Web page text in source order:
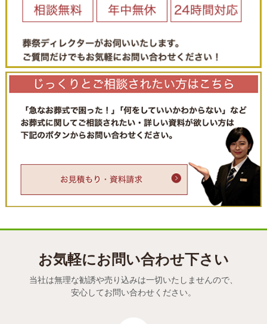
お気軽にお問い合わせ下さい
当社は無理な勧誘や売り込みは一切いたしませんので、
安心してお問い合わせください。